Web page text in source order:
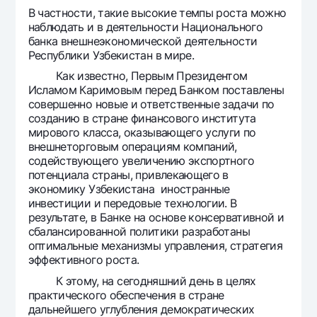
В частности, такие высокие темпы роста можно
наблюдать и в деятельности Национального
банка внешнеэкономической деятельности
Республики Узбекистан в мире.
Как известно, Первым Президентом
Исламом Каримовым перед Банком поставлены
совершенно новые и ответственные задачи по
созданию в стране финансового института
мирового класса, оказывающего услуги по
внешнеторговым операциям компаний,
содействующего увеличению экспортного
потенциала страны, привлекающего в
экономику Узбекистана иностранные
инвестиции и передовые технологии. В
результате, в Банке на основе консервативной и
сбалансированной политики разработаны
оптимальные механизмы управления, стратегия
эффективного роста.
К этому, на сегодняшний день в целях
практического обеспечения в стране
дальнейшего углубления демократических